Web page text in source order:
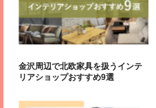
金沢周辺で北欧家具を扱うインテ
リアショップおすすめ9選